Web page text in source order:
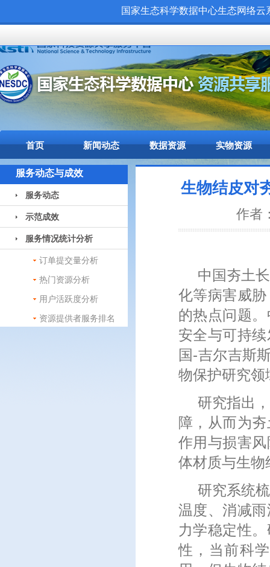
国家生态科学数据中心生态网络
首页 新闻动态 数据资源 实物资源
服务动态与成效
服务动态
示范成效
服务情况统计分析
订单提交量分析
热门资源分析
用户活跃度分析
资源提供者服务排名
生物结皮对
作者
中国夯土
化等病害威
的热点问题
安全与可持
国-吉尔吉斯
物保护研究领
研究指出
障，从而为
作用与损害
体材质与生物
研究系统
温度、消减
力学稳定性
性，当前科